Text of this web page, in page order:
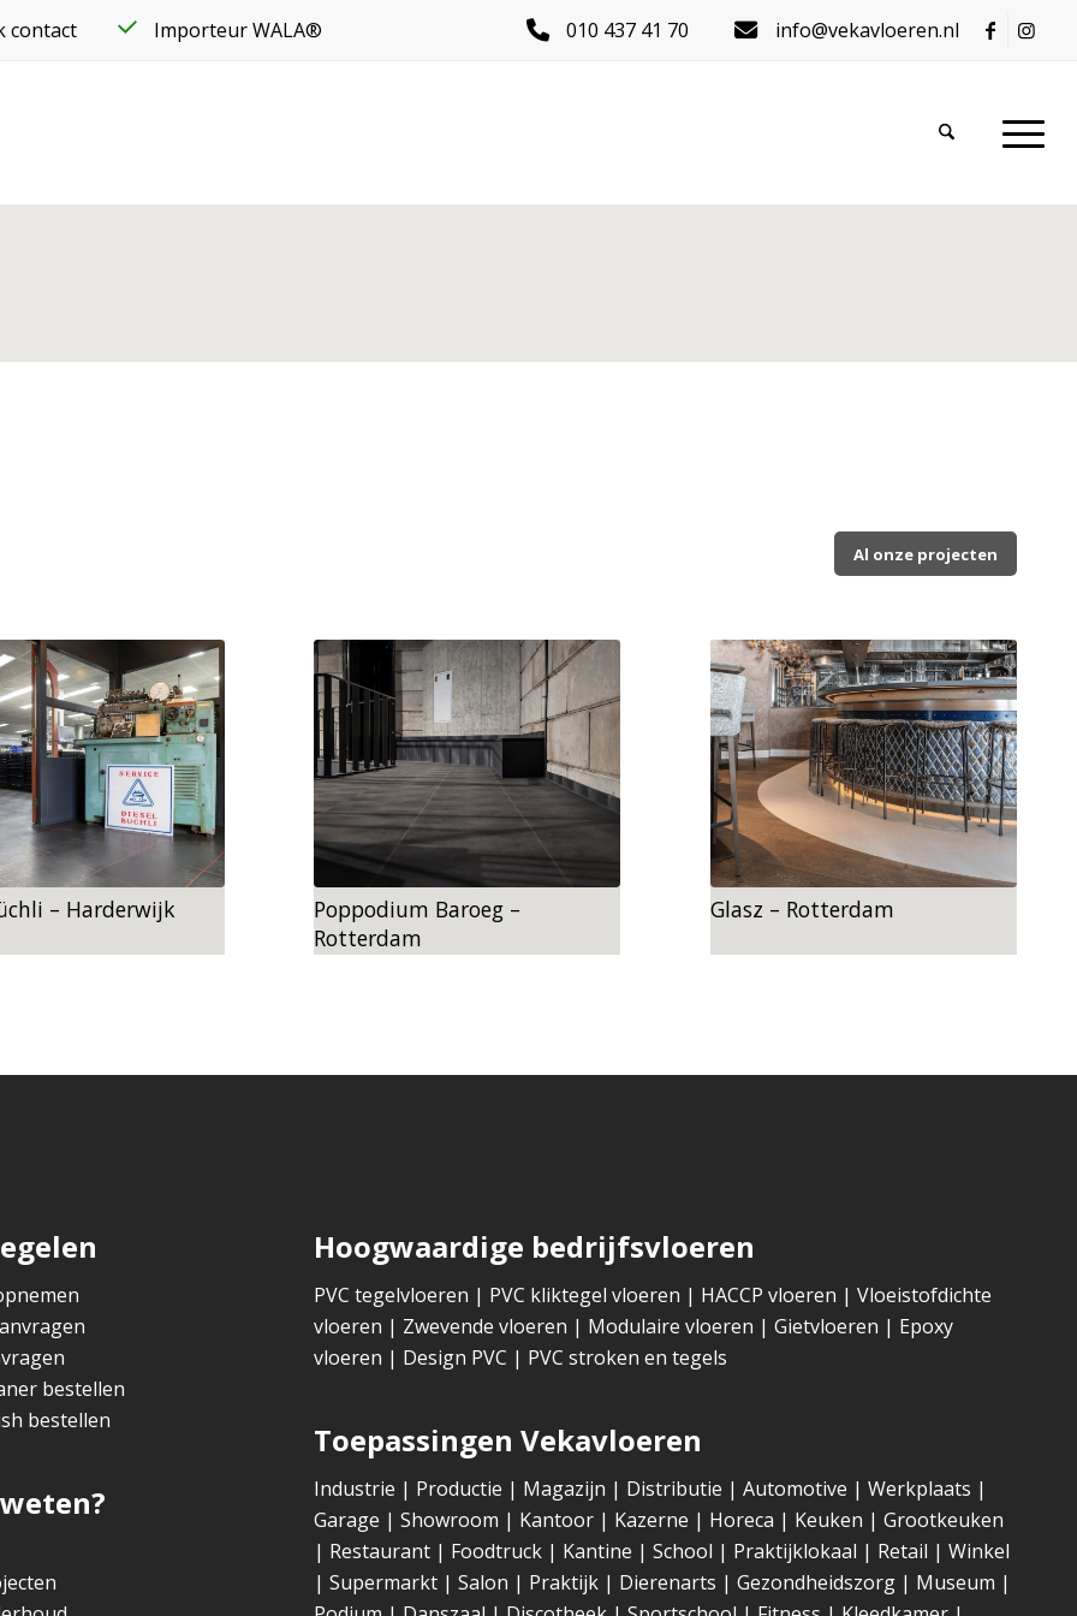
010 437 41 70 info@vekavloeren.nl
contact Importeur WALA®
Al onze projecten
– Harderwijk
Poppodium Baroeg –
Rotterdam
Glasz – Rotterdam
vmbo – Den
De Nijepoort – Groenekan Garagevloer – Leidschendam
bestellen
bestellen
Hoogwaardige bedrijfsvloeren
PVC tegelvloeren | PVC kliktegel vloeren | HACCP vloeren |Vloeistofdichte
vloeren | Zwevende vloeren | Modulaire vloeren |Gietvloeren | Epoxy
vloeren | Design PVC | PVC stroken en tegels
Toepassingen Vekavloeren
Industrie | Productie | Magazijn | Distributie |Automotive |Werkplaats |
Garage |Showroom | Kantoor | Kazerne | Horeca | Keuken |Grootkeuken
| Restaurant | Foodtruck | Kantine |School | Praktijklokaal | Retail |Winkel
|Supermarkt |Salon | Praktijk | Dierenarts |Gezondheidszorg | Museum |